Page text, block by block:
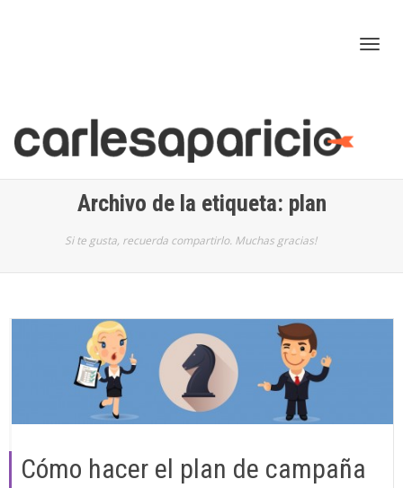
Archivo de la etiqueta: plan
Si te gusta, recuerda compartirlo. Muchas gracias!
Cómo hacer el plan de campaña